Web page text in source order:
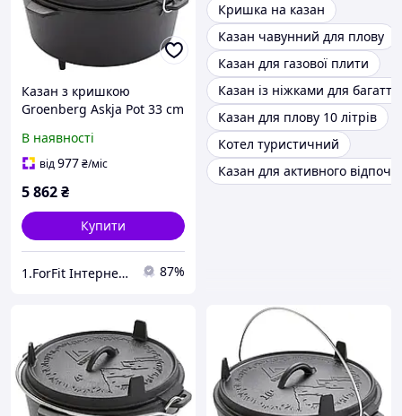
Казан з кришкою
Groenberg Askja Pot 33 cm
кемпінгу, пікніків,
полювання, риболовлі з
В наявності
від977₴/міс
5 862₴
Купити
1.ForFit Інтернет-магазин спортивних товарів 87%
Кришка на казан
Казан чавунний для плову
Казан для газової плити
Казан із ніжками для багаття
Казан для плову 10 літрів
Котел туристичний
Казан для активного